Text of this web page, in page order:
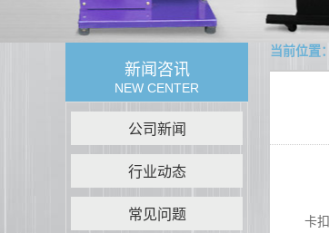
当前位置：
卡扣
新闻咨讯
NEW CENTER
公司新闻
行业动态
常见问题